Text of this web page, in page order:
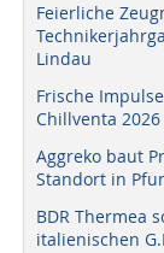
Feierliche
Lindau
Frische
Chillventa 2026
Aggreko baut
Standort in
BDR Thermea
italienischen